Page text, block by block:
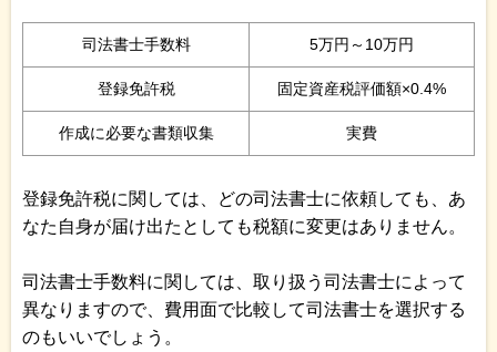
司法書士手数料 5万円～10万円
登録免許税 固定資産税評価額×0.4%
作成に必要な書類収集 実費
登録免許税に関しては、どの司法書士に依頼しても、あ
なた自身が届け出たとしても税額に変更はありません。
司法書士手数料に関しては、取り扱う司法書士によって
異なりますので、費用面で比較して司法書士を選択する
のもいいでしょう。